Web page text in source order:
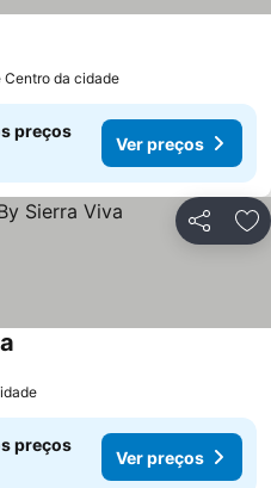
Centro da cidade
preços
Ver preços
Partilhar
preços
Ver preços